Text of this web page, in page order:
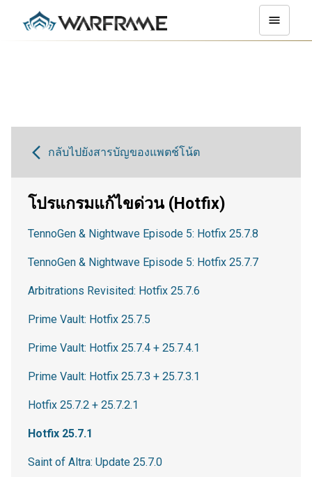
กลับไปยังสารบัญของแพตช์โน้ต
โปรแกรมแก้ไขด่วน (Hotfix)
TennoGen & Nightwave Episode 5: Hotfix 25.7.8
TennoGen & Nightwave Episode 5: Hotfix 25.7.7
Arbitrations Revisited: Hotfix 25.7.6
Prime Vault: Hotfix 25.7.5
Prime Vault: Hotfix 25.7.4 + 25.7.4.1
Prime Vault: Hotfix 25.7.3 + 25.7.3.1
Hotfix 25.7.2 + 25.7.2.1
Hotfix 25.7.1
Saint of Altra: Update 25.7.0